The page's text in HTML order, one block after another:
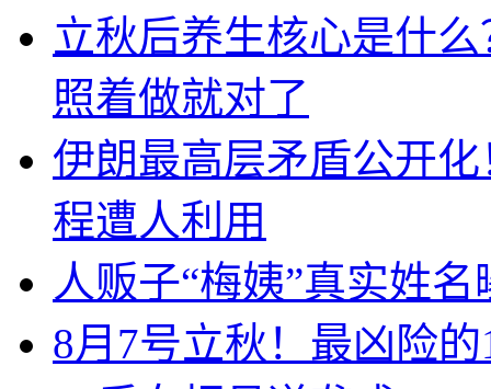
立秋后养生核心是什
照着做就对了
伊朗最高层矛盾公开
程遭人利用
人贩子“梅姨”真实姓
8月7号立秋！最凶险